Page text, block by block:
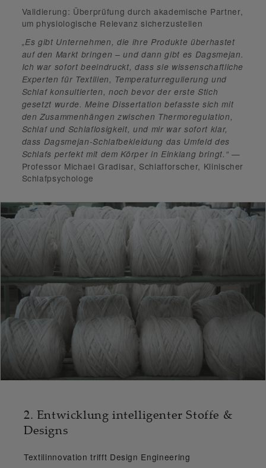
Validierung: Überprüfung durch akademische Partner,
um physiologische Relevanz sicherzustellen
„Es gibt Unternehmen, die ihre Produkte überhastet
auf den Markt bringen – und dann gibt es Dagsmejan.
Ich war sofort beeindruckt, dass sie wissenschaftliche
Experten für Textilien, Temperaturregulierung und
Schlaf konsultierten, noch bevor der erste Stich
gesetzt wurde. Meine Dissertation befasste sich mit
den Zusammenhängen zwischen Thermoregulation,
Schlaf und Schlaflosigkeit, und mir war sofort klar,
dass Dagsmejan-Schlafbekleidung das Umfeld des
Schlafs perfekt mit dem Körper in Einklang bringt.“ —
Professor Michael Gradisar, Schlafforscher, Klinischer
Schlafpsychologe
2. Entwicklung intelligenter Stoffe &
Designs
Textilinnovation trifft Design Engineering